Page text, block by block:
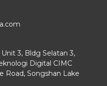
3, Bldg Selatan 3,
Digital CIMC
Road, Songshan Lake